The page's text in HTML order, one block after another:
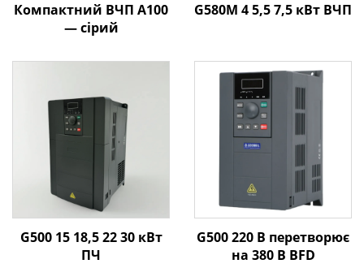
Компактний ВЧП A100
— сірий
G580M 4 5,5 7,5 кВт ВЧП
G500 15 18,5 22 30 кВт
ПЧ
G500 220 В перетворює
на 380 В ВFD